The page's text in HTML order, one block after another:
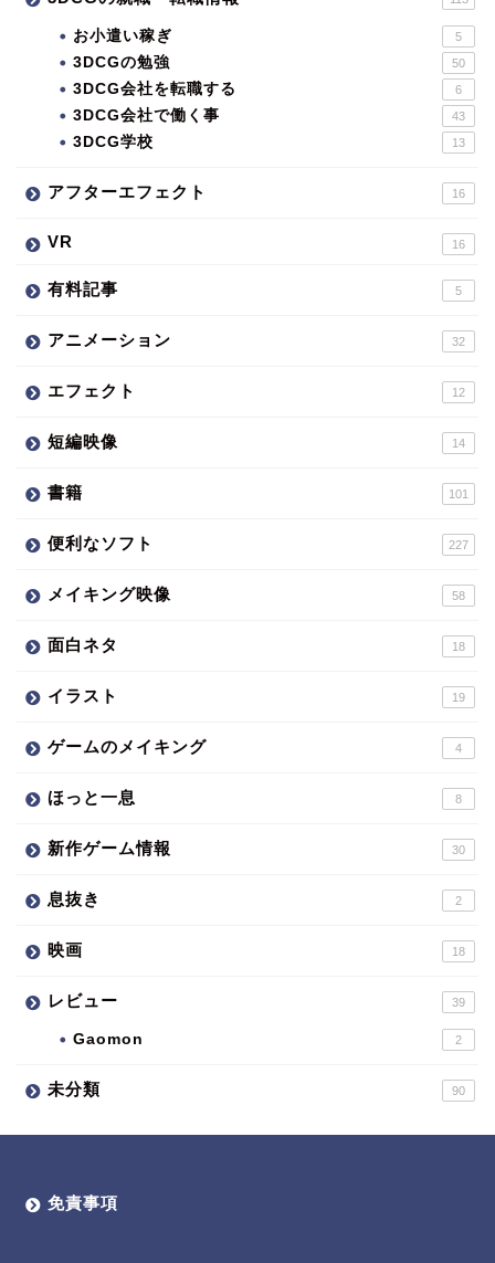
お小遣い稼ぎ 5
3DCGの勉強 50
3DCG会社を転職する 6
3DCG会社で働く事 43
3DCG学校 13
アフターエフェクト 16
VR 16
有料記事 5
アニメーション 32
エフェクト 12
短編映像 14
書籍 101
便利なソフト 227
メイキング映像 58
面白ネタ 18
イラスト 19
ゲームのメイキング 4
ほっと一息 8
新作ゲーム情報 30
息抜き 2
映画 18
レビュー 39
Gaomon 2
未分類 90
免責事項